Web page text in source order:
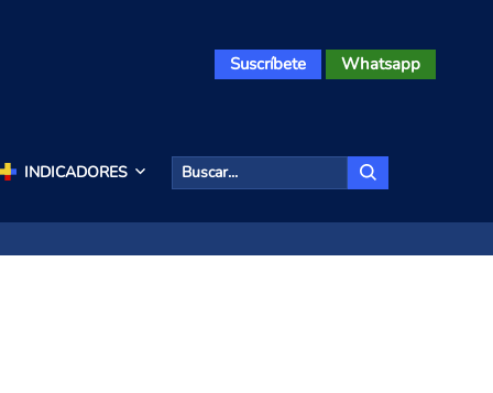
Suscríbete Whatsapp
INDICADORES